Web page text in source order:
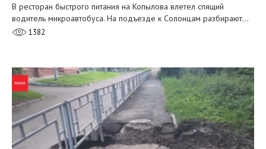
В ресторан быстрого питания на Копылова влетел спящий
водитель микроавтобуса. На подъезде к Солонцам разбирают…
1382